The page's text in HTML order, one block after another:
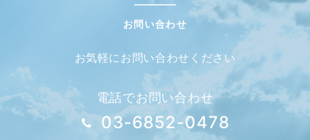
お問い合わせ
お気軽にお問い合わせください
電話でお問い合わせ
03-6852-0478